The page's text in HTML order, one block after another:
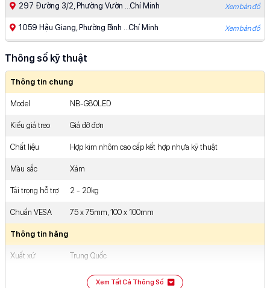
297 Đường 3/2, Phường Vườn ...Chí Minh Xem bản đồ
1059 Hậu Giang, Phường Bình ...Chí Minh Xem bản đồ
383 Lê Trọng Tấn, Phường ...Chí Minh Xem bản đồ
910 Âu Cơ, Phường Tân ...Chí Minh Xem bản đồ
81-83 Võ Văn Ngân, Phường ...Chí Minh Xem bản đồ
112-114 Lê Văn Việt, Phường ...Chí Minh Xem bản đồ
Thông số kỹ thuật
Thông tin chung
Model NB-G80LED
Kiểu giá treo Giá đỡ đơn
Chất liệu Hợp kim nhôm cao cấp kết hợp nhựa kỹ thuật
Màu sắc Xám
Tải trọng hỗ trợ 2 - 20kg
Chuẩn VESA 75 x 75mm, 100 x 100mm
Thông tin hãng
Xuất xứ Trung Quốc
North Bayou
Xem Tất Cả Thông Số